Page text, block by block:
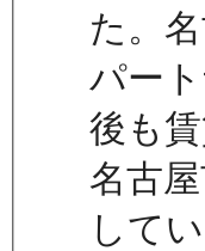
た。
パー
後も
名古
して